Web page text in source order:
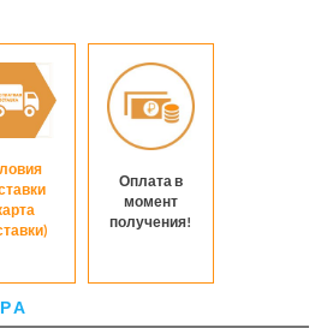
Оплата в
момент
получения!